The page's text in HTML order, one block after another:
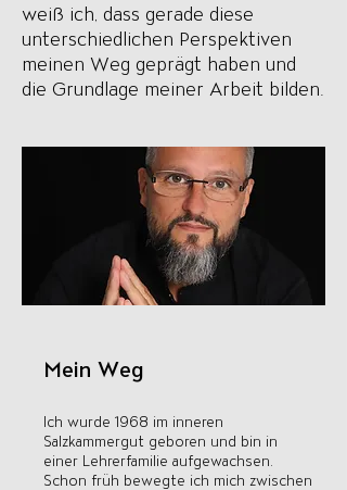
weiß ich, dass gerade diese
unterschiedlichen Perspektiven
meinen Weg geprägt haben und
die Grundlage meiner Arbeit bilden.
Mein Weg
Ich wurde 1968 im inneren
Salzkammergut geboren und bin in
einer Lehrerfamilie aufgewachsen.
Schon früh bewegte ich mich zwischen